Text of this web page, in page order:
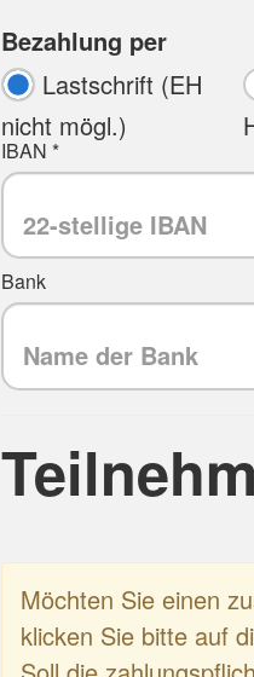
Bezahlung per
Lastschrift (EH
nicht mögl.)
IBAN *
Bank
Möchten Sie einen
klicken Sie bitte auf